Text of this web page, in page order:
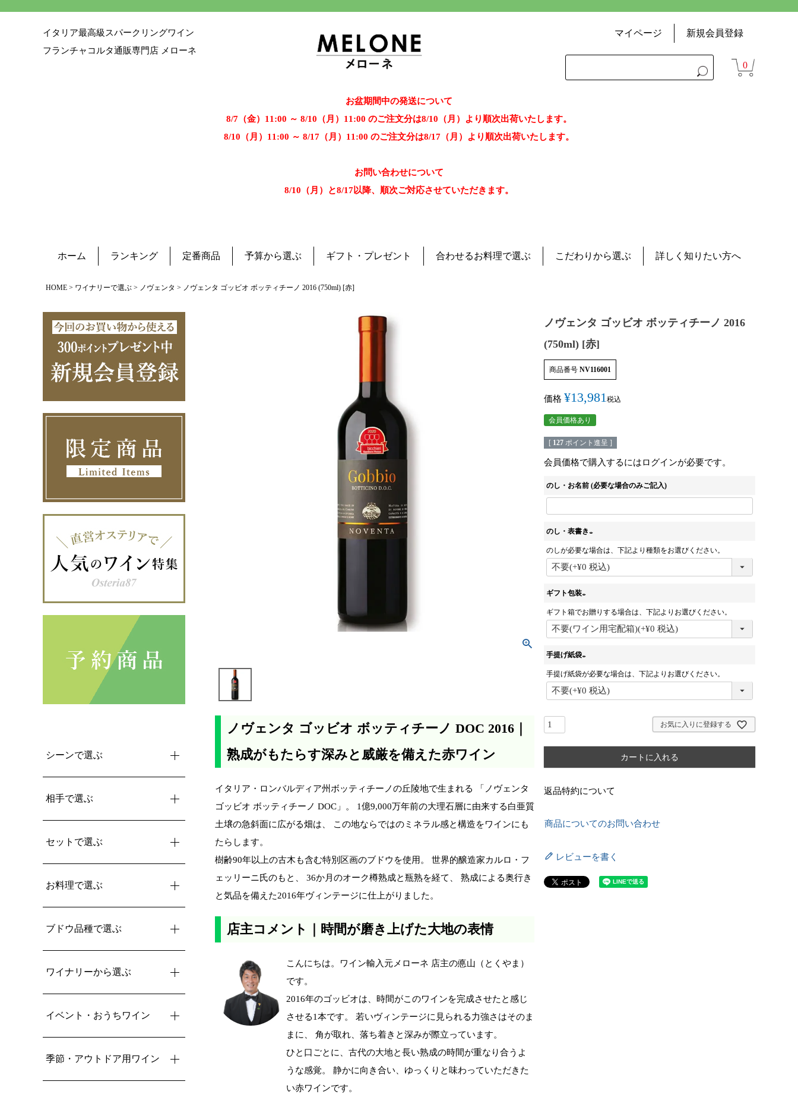
イタリア最高級スパークリングワイン
フランチャコルタ通販専門店 メローネ
マイページ 新規会員登録
0
お盆期間中の発送について
8/7（金）11:00 ～ 8/10（月）11:00 のご注文分は8/10（月）より順次出荷いたします。
8/10（月）11:00 ～ 8/17（月）11:00 のご注文分は8/17（月）より順次出荷いたします。
お問い合わせについて
8/10（月）と8/17以降、順次ご対応させていただきます。
ホーム ランキング 定番商品 予算から選ぶ ギフト・プレゼント 合わせるお料理で選ぶ こだわりから選ぶ 詳しく知りたい方へ
HOME ワイナリーで選ぶ ノヴェンタ ノヴェンタ ゴッビオ ボッティチーノ 2016 (750ml) [赤]
シーンで選ぶ
相手で選ぶ
セットで選ぶ
お料理で選ぶ
ブドウ品種で選ぶ
ワイナリーから選ぶ
イベント・おうちワイン
季節・アウトドア用ワイン
ノヴェンタ ゴッビオ ボッティチーノ DOC 2016｜
熟成がもたらす深みと威厳を備えた赤ワイン
イタリア・ロンバルディア州ボッティチーノの丘陵地で生まれる 「ノヴェンタ
ゴッビオ ボッティチーノ DOC」。 1億9,000万年前の大理石層に由来する白亜質
土壌の急斜面に広がる畑は、 この地ならではのミネラル感と構造をワインにも
たらします。
樹齢90年以上の古木も含む特別区画のブドウを使用。 世界的醸造家カルロ・フ
ェッリーニ氏のもと、 36か月のオーク樽熟成と瓶熟を経て、 熟成による奥行き
と気品を備えた2016年ヴィンテージに仕上がりました。
店主コメント｜時間が磨き上げた大地の表情
こんにちは。ワイン輸入元メローネ 店主の悳山（とくやま）
です。
2016年のゴッビオは、時間がこのワインを完成させたと感じ
させる1本です。 若いヴィンテージに見られる力強さはそのま
まに、 角が取れ、落ち着きと深みが際立っています。
ひと口ごとに、古代の大地と長い熟成の時間が重なり合うよ
うな感覚。 静かに向き合い、ゆっくりと味わっていただきた
い赤ワインです。
ノヴェンタ ゴッビオ ボッティチーノ 2016
(750ml) [赤]
商品番号 NV116001
価格 ¥13,981税込
会員価格あり
[ 127 ポイント進呈 ]
会員価格で購入するにはログインが必要です。
のし・お名前 (必要な場合のみご記入)
のし・表書き
(
必
須
のしが必要な場合は、下記より種類をお選びください。
ギフト包装
(
必
須
)
ギフト箱でお贈りする場合は、下記よりお選びください。
手提げ紙袋
(
必
須
手提げ紙袋が必要な場合は、下記よりお選びください。
お気に入りに登録する
カートに入れる
返品特約について
商品についてのお問い合わせ
レビューを書く